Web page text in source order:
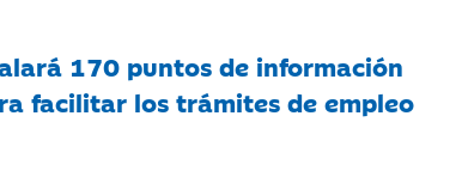
170 puntos de información
facilitar los trámites de empleo